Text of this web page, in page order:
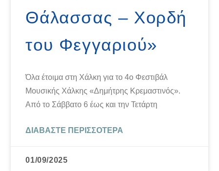
Θάλασσας – Χορδή
του Φεγγαριού»
Όλα έτοιμα στη Χάλκη για το 4ο Φεστιβάλ
Μουσικής Χάλκης «Δημήτρης Κρεμαστινός».
Από το Σάββατο 6 έως και την Τετάρτη
ΔΙΑΒΆΣΤΕ ΠΕΡΙΣΣΌΤΕΡΑ
01/09/2025